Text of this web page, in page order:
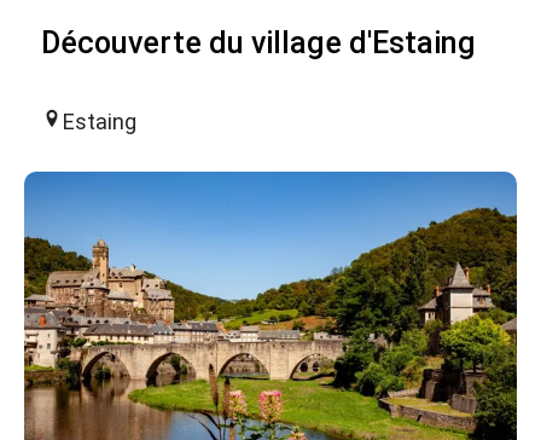
Découverte du village d'Estaing
Estaing